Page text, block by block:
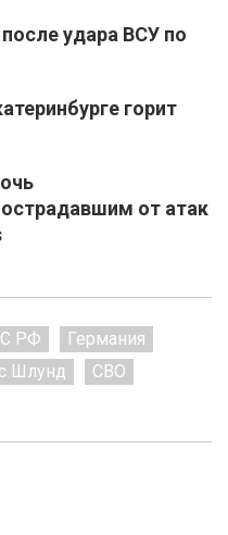
удара ВСУ по
горит
от атак
РФ
Германия
Шлунд
СВО